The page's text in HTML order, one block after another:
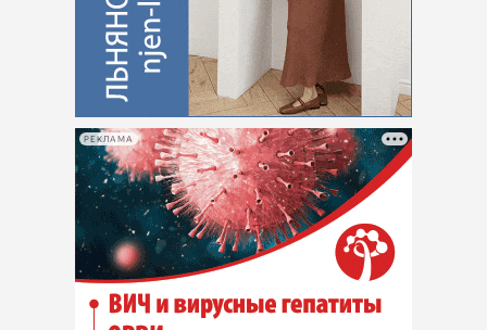
Медиаперсона
Интересное чтиво
Клиника года
Работодатель года
РЕКЛАМА